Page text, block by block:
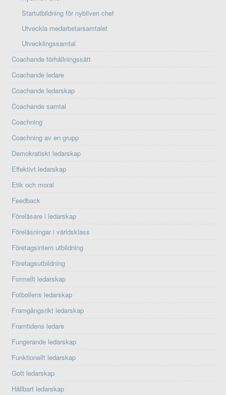
Startutbildning för nybliven chef
Utveckla medarbetarsamtalet
Utvecklingssamtal
Coachande förhållningssätt
Coachande ledare
Coachande ledarskap
Coachande samtal
Coachning
Coachning av en grupp
Demokratiskt ledarskap
Effektivt ledarskap
Etik och moral
Feedback
Föreläsare i ledarskap
Föreläsningar i världsklass
Företagsintern utbildning
Företagsutbildning
Formellt ledarskap
Fotbollens ledarskap
Framgångsrikt ledarskap
Framtidens ledare
Fungerande ledarskap
Funktionellt ledarskap
Gott ledarskap
Hållbart ledarskap